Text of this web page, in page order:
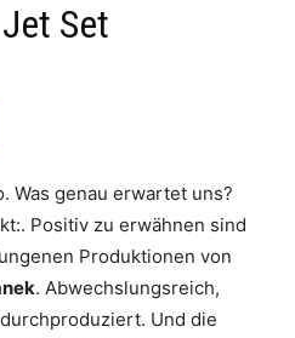
Set
Was genau erwartet uns?
Positiv zu erwähnen sind
Produktionen von
. Abwechslungsreich,
Und die